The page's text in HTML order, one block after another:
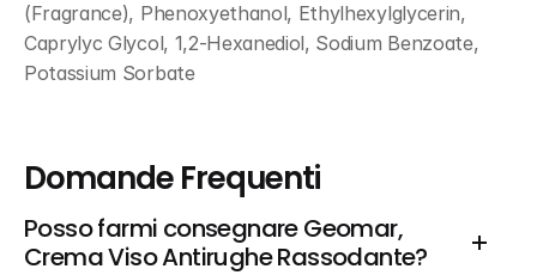
(Fragrance), Phenoxyethanol, Ethylhexylglycerin,
Caprylyc Glycol, 1,2-Hexanediol, Sodium Benzoate,
Potassium Sorbate
Domande Frequenti
Posso farmi consegnare Geomar,
Crema Viso Antirughe Rassodante?